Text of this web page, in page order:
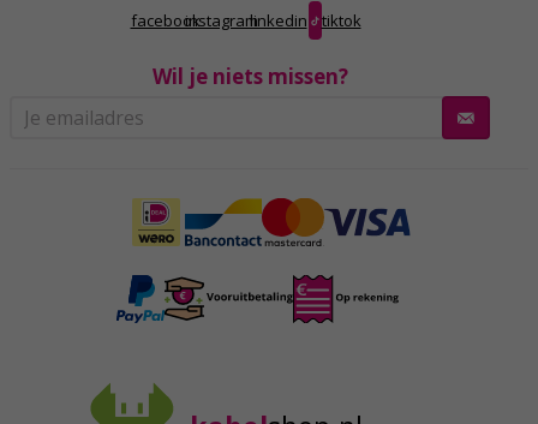
facebookinstagramlinkedin tiktok
Wil je niets missen?